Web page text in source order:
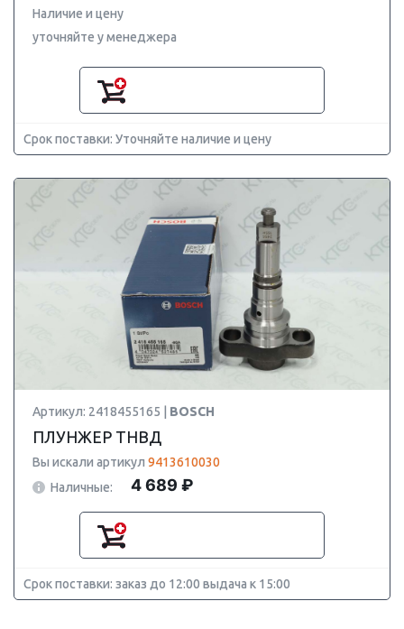
Наличие и цену
уточняйте у менеджера
Срок поставки: Уточняйте наличие и цену
Артикул: 2418455165 | BOSCH
ПЛУНЖЕР ТНВД
Вы искали артикул 9413610030
Наличные:
4 689 ₽
Срок поставки: заказ до 12:00 выдача к 15:00